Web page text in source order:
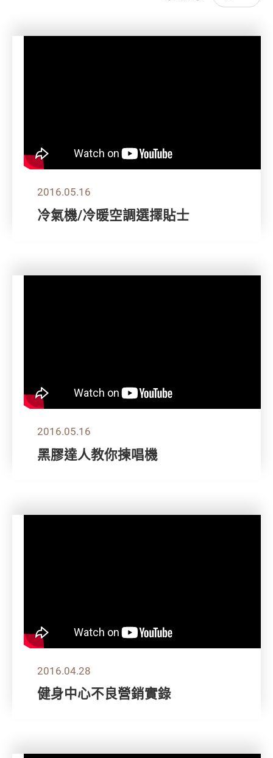
2016.05.16
冷氣機/冷暖空調選擇貼士
2016.05.16
黑膠達人教你揀唱機
2016.04.28
健身中心不良營銷實錄